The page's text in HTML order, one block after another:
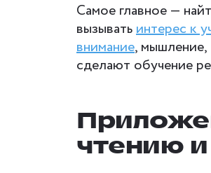
Самое главное —
вызыватьинтерес к
внимание,
сделают обучение
чтению